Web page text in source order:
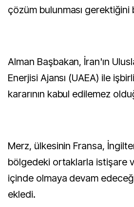
çözüm bulunması gerektiğini
Alman Başbakan, İran'ın
Enerjisi Ajansı (UAEA) ile
kararının kabul edilemez
Merz, ülkesinin Fransa,
bölgedeki ortaklarla istişare
içinde olmaya devam
ekledi.